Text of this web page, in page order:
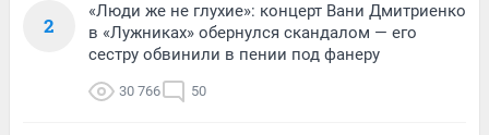
2
«Люди же не глухие»: концерт Вани Дмитриенко
в «Лужниках» обернулся скандалом — его
сестру обвинили в пении под фанеру
30 766 50